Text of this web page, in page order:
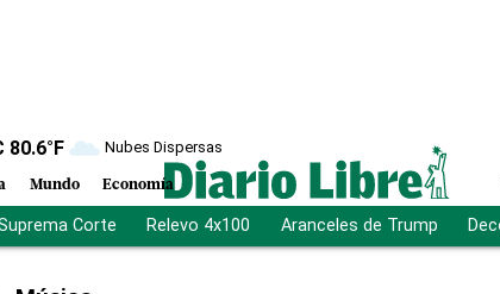
80.6°F Nubes Dispersas
Mundo Economía
Corte Relevo 4x100 Aranceles de Trump